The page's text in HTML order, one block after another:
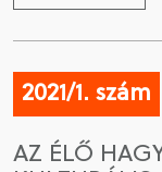
2021/1. szám
AZ ÉLŐ